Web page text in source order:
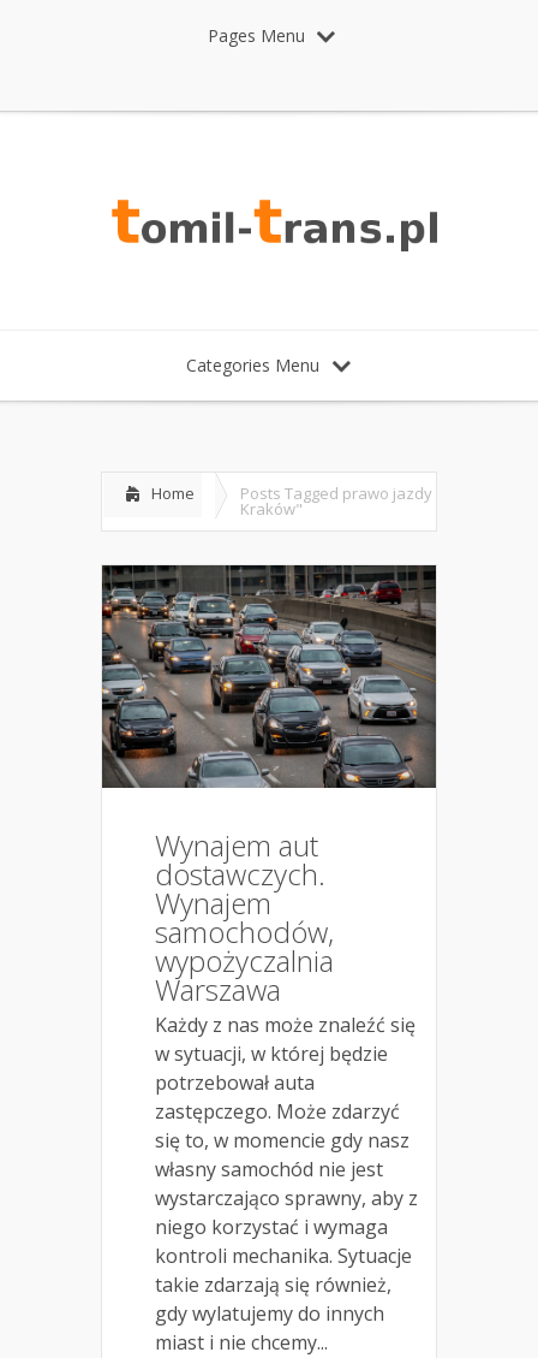
Pages Menu
Categories Menu
Home Posts Tagged prawo jazdy
Kraków"
Wynajem aut
dostawczych.
Wynajem
samochodów,
wypożyczalnia
Warszawa
Każdy z nas może znaleźć się
w sytuacji, w której będzie
potrzebował auta
zastępczego. Może zdarzyć
się to, w momencie gdy nasz
własny samochód nie jest
wystarczająco sprawny, aby z
niego korzystać i wymaga
kontroli mechanika. Sytuacje
takie zdarzają się również,
gdy wylatujemy do innych
miast i nie chcemy...